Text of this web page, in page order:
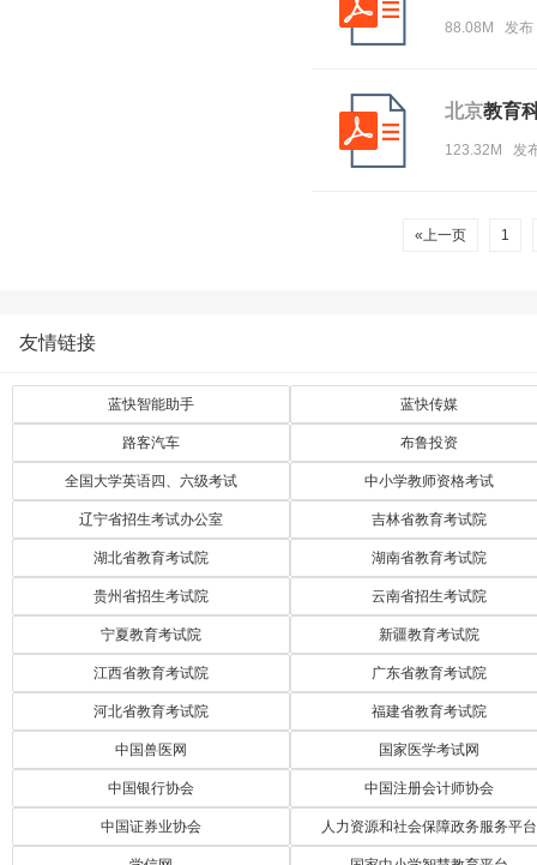
88.08M 发布
北京教育
123.32M 发
«上一页 1
友情链接
蓝快智能助手 蓝快传媒
路客汽车 布鲁投资
全国大学英语四、六级考试 中小学教师资格考试
辽宁省招生考试办公室 吉林省教育考试院
湖北省教育考试院 湖南省教育考试院
贵州省招生考试院 云南省招生考试院
宁夏教育考试院 新疆教育考试院
江西省教育考试院 广东省教育考试院
河北省教育考试院 福建省教育考试院
中国兽医网 国家医学考试网
中国银行协会 中国注册会计师协会
中国证券业协会 人力资源和社会保障政务服务平台